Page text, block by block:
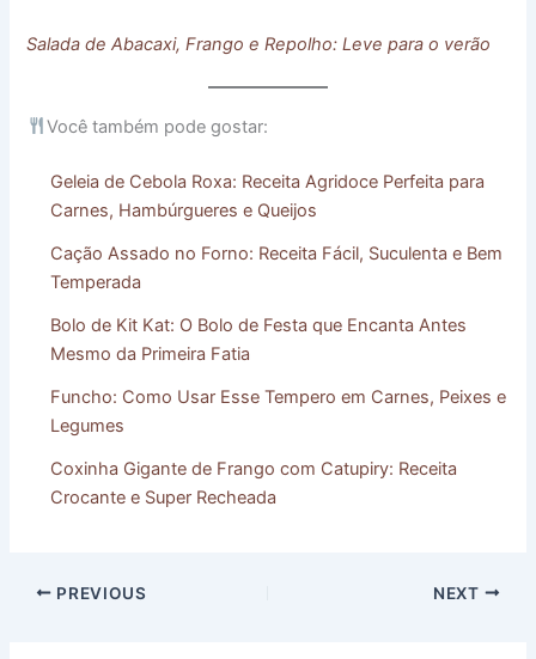
Salada de Abacaxi, Frango e Repolho: Leve para o verão
Você também pode gostar:
Geleia de Cebola Roxa: Receita Agridoce Perfeita para
Carnes, Hambúrgueres e Queijos
Cação Assado no Forno: Receita Fácil, Suculenta e Bem
Temperada
Bolo de Kit Kat: O Bolo de Festa que Encanta Antes
Mesmo da Primeira Fatia
Funcho: Como Usar Esse Tempero em Carnes, Peixes e
Legumes
Coxinha Gigante de Frango com Catupiry: Receita
Crocante e Super Recheada
PREVIOUS NEXT